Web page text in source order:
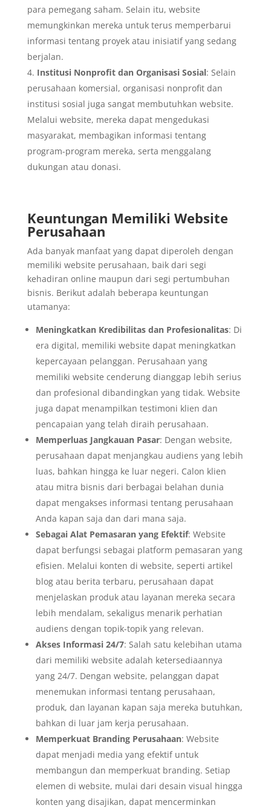
para pemegang saham. Selain itu, website
memungkinkan mereka untuk terus memperbarui
informasi tentang proyek atau inisiatif yang sedang
berjalan.
Institusi Nonprofit dan Organisasi Sosial: Selain
perusahaan komersial, organisasi nonprofit dan
institusi sosial juga sangat membutuhkan website.
Melalui website, mereka dapat mengedukasi
masyarakat, membagikan informasi tentang
program-program mereka, serta menggalang
dukungan atau donasi.
Keuntungan Memiliki Website
Perusahaan
Ada banyak manfaat yang dapat diperoleh dengan
memiliki website perusahaan, baik dari segi
kehadiran online maupun dari segi pertumbuhan
bisnis. Berikut adalah beberapa keuntungan
utamanya:
Meningkatkan Kredibilitas dan Profesionalitas: Di
era digital, memiliki website dapat meningkatkan
kepercayaan pelanggan. Perusahaan yang
memiliki website cenderung dianggap lebih serius
dan profesional dibandingkan yang tidak. Website
juga dapat menampilkan testimoni klien dan
pencapaian yang telah diraih perusahaan.
Memperluas Jangkauan Pasar: Dengan website,
perusahaan dapat menjangkau audiens yang lebih
luas, bahkan hingga ke luar negeri. Calon klien
atau mitra bisnis dari berbagai belahan dunia
dapat mengakses informasi tentang perusahaan
Anda kapan saja dan dari mana saja.
Sebagai Alat Pemasaran yang Efektif: Website
dapat berfungsi sebagai platform pemasaran yang
efisien. Melalui konten di website, seperti artikel
blog atau berita terbaru, perusahaan dapat
menjelaskan produk atau layanan mereka secara
lebih mendalam, sekaligus menarik perhatian
audiens dengan topik-topik yang relevan.
Akses Informasi 24/7: Salah satu kelebihan utama
dari memiliki website adalah ketersediaannya
yang 24/7. Dengan website, pelanggan dapat
menemukan informasi tentang perusahaan,
produk, dan layanan kapan saja mereka butuhkan,
bahkan di luar jam kerja perusahaan.
Memperkuat Branding Perusahaan: Website
dapat menjadi media yang efektif untuk
membangun dan memperkuat branding. Setiap
elemen di website, mulai dari desain visual hingga
konten yang disajikan, dapat mencerminkan